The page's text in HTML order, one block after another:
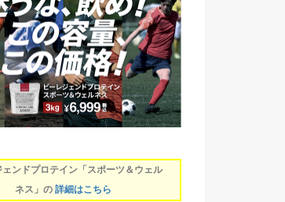
ェンドプロテイン「スポーツ＆ウェル
ネス」の詳細はこちら